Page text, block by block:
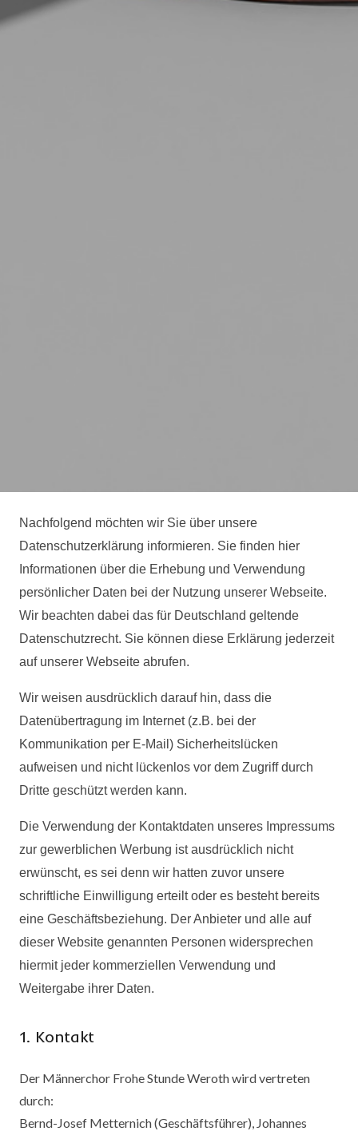
Nachfolgend möchten wir Sie über unsere
Datenschutzerklärung informieren. Sie finden hier
Informationen über die Erhebung und Verwendung
persönlicher Daten bei der Nutzung unserer Webseite.
Wir beachten dabei das für Deutschland geltende
Datenschutzrecht. Sie können diese Erklärung jederzeit
auf unserer Webseite abrufen.
Wir weisen ausdrücklich darauf hin, dass die
Datenübertragung im Internet (z.B. bei der
Kommunikation per E-Mail) Sicherheitslücken
aufweisen und nicht lückenlos vor dem Zugriff durch
Dritte geschützt werden kann.
Die Verwendung der Kontaktdaten unseres Impressums
zur gewerblichen Werbung ist ausdrücklich nicht
erwünscht, es sei denn wir hatten zuvor unsere
schriftliche Einwilligung erteilt oder es besteht bereits
eine Geschäftsbeziehung. Der Anbieter und alle auf
dieser Website genannten Personen widersprechen
hiermit jeder kommerziellen Verwendung und
Weitergabe ihrer Daten.
1. Kontakt
Der Männerchor Frohe Stunde Weroth wird vertreten
durch:
Bernd-Josef Metternich (Geschäftsführer), Johannes